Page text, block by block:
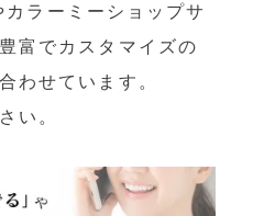
ラーミーショップサ
富でカスタマイズの
わせています。
い。